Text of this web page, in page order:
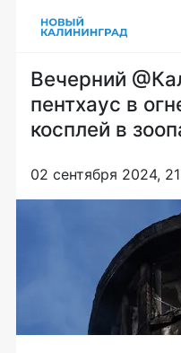
Вечерний
пентхаус в
косплей в
02 сентября 2024,